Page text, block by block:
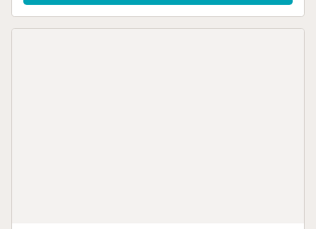
d'une terrasse privée pour des soirées de détente. Cette